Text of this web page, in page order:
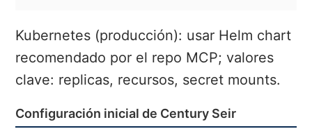
Kubernetes (producción): usar Helm chart
recomendado por el repo MCP; valores
clave: replicas, recursos, secret mounts.
Configuración inicial de Century Seir